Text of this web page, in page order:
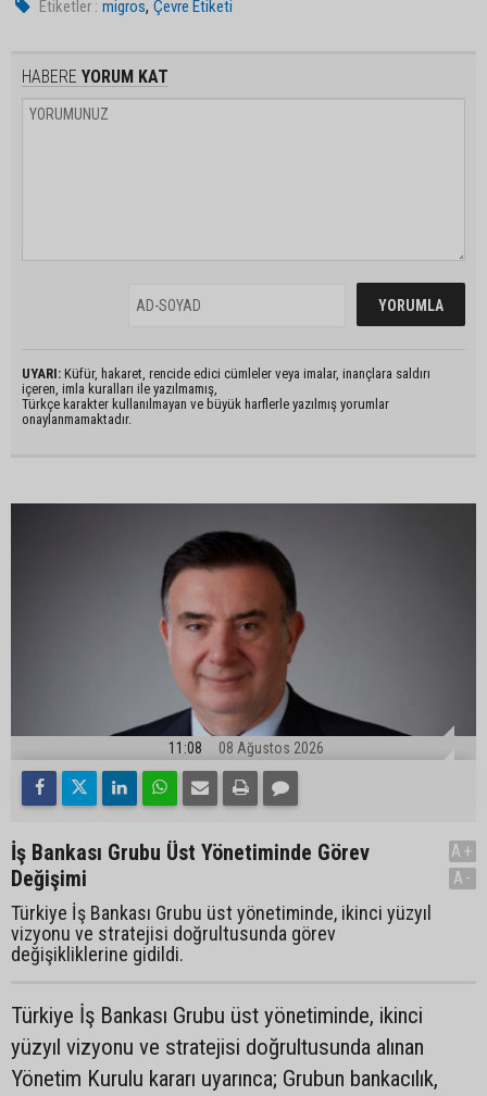
Etiketler : migros,Çevre Etiketi
HABERE YORUM KAT
UYARI: Küfür, hakaret, rencide edici cümleler veya imalar, inançlara saldırı
içeren, imla kuralları ile yazılmamış,
Türkçe karakter kullanılmayan ve büyük harflerle yazılmış yorumlar
onaylanmamaktadır.
11:08 08 Ağustos 2026
İş Bankası Grubu Üst Yönetiminde Görev
Değişimi
Türkiye İş Bankası Grubu üst yönetiminde, ikinci yüzyıl
vizyonu ve stratejisi doğrultusunda görev
değişikliklerine gidildi.
A+
A-
Türkiye İş Bankası Grubu üst yönetiminde, ikinci
yüzyıl vizyonu ve stratejisi doğrultusunda alınan
Yönetim Kurulu kararı uyarınca; Grubun bankacılık,